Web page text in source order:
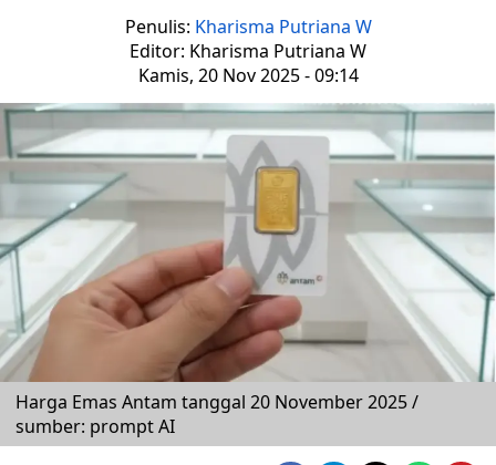
Penulis: Kharisma Putriana W
Editor: Kharisma Putriana W
Kamis, 20 Nov 2025 - 09:14
Harga Emas Antam tanggal 20 November 2025 /
sumber: prompt AI